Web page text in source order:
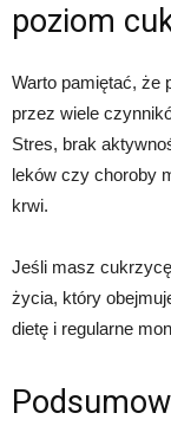
poziom
Warto pamiętać, że
przez wiele
Stres, brak
leków czy choroby
krwi.
Jeśli masz
życia, który
dietę i regularne